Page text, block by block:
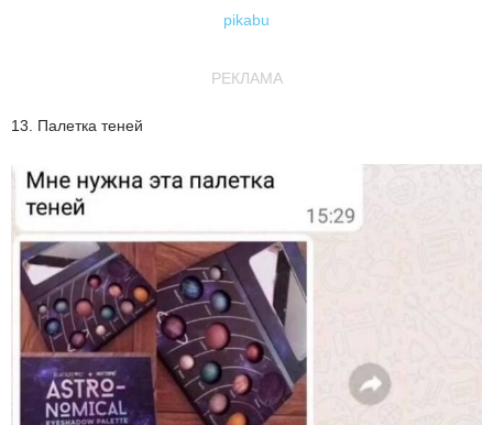
pikabu
РЕКЛАМА
13. Палетка теней